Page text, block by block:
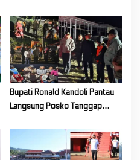
Bupati Ronald Kandoli Pantau
Langsung Posko Tanggap
Gunung Soputan